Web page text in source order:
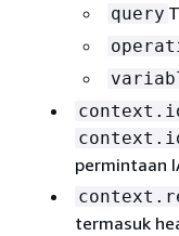
query
permintaan
termasuk